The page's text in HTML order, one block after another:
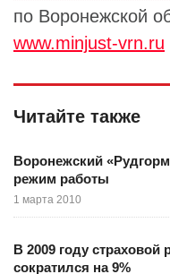
по Воронежской
www.minjust-vrn.ru
Читайте также
Воронежский
режим работы
1 марта 2010
В 2009 году
сократился на 9%